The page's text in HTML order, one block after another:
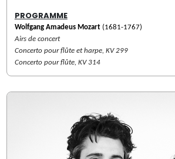
PROGRAMME
Wolfgang Amadeus Mozart (1681-1767)
Airs de concert
Concerto pour flûte et harpe, KV 299
Concerto pour flûte, KV 314